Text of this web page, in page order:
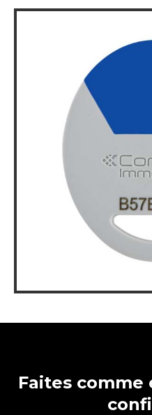
Faites comme